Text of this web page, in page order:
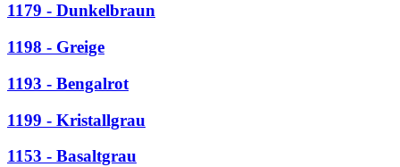
1179 - Dunkelbraun
1198 - Greige
1193 - Bengalrot
1199 - Kristallgrau
1153 - Basaltgrau